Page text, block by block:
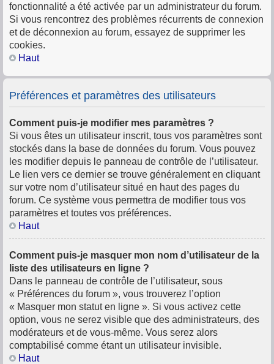
fonctionnalité a été activée par un administrateur du forum.
Si vous rencontrez des problèmes récurrents de connexion
et de déconnexion au forum, essayez de supprimer les
cookies.
Haut
Préférences et paramètres des utilisateurs
Comment puis-je modifier mes paramètres ?
Si vous êtes un utilisateur inscrit, tous vos paramètres sont
stockés dans la base de données du forum. Vous pouvez
les modifier depuis le panneau de contrôle de l’utilisateur.
Le lien vers ce dernier se trouve généralement en cliquant
sur votre nom d’utilisateur situé en haut des pages du
forum. Ce système vous permettra de modifier tous vos
paramètres et toutes vos préférences.
Haut
Comment puis-je masquer mon nom d’utilisateur de la
liste des utilisateurs en ligne ?
Dans le panneau de contrôle de l’utilisateur, sous
« Préférences du forum », vous trouverez l’option
« Masquer mon statut en ligne ». Si vous activez cette
option, vous ne serez visible que des administrateurs, des
modérateurs et de vous-même. Vous serez alors
comptabilisé comme étant un utilisateur invisible.
Haut